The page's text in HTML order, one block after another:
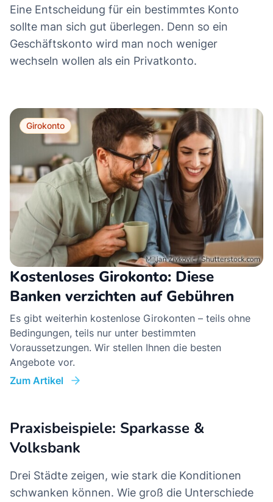
Eine Entscheidung für ein bestimmtes Konto
sollte man sich gut überlegen. Denn so ein
Geschäftskonto wird man noch weniger
wechseln wollen als ein Privatkonto.
Girokonto
Kostenloses Girokonto: Diese
Banken verzichten auf Gebühren
Es gibt weiterhin kostenlose Girokonten – teils ohne
Bedingungen, teils nur unter bestimmten
Voraussetzungen. Wir stellen Ihnen die besten
Angebote vor.
Zum Artikel
Praxisbeispiele: Sparkasse &
Volksbank
Drei Städte zeigen, wie stark die Konditionen
schwanken können. Wie groß die Unterschiede